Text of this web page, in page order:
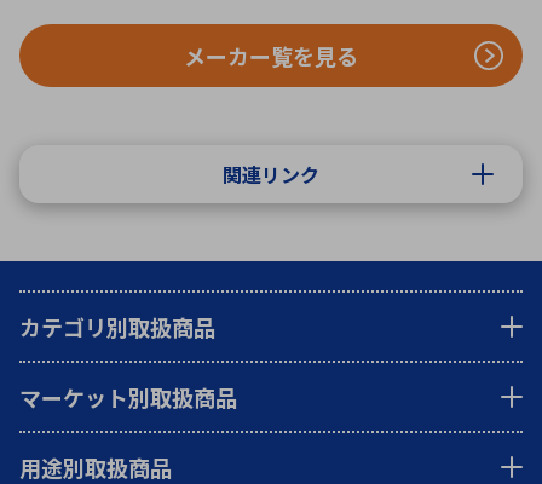
メーカー覧を見る
関連リンク
カテゴリ別取扱商品
マーケット別取扱商品
用途別取扱商品